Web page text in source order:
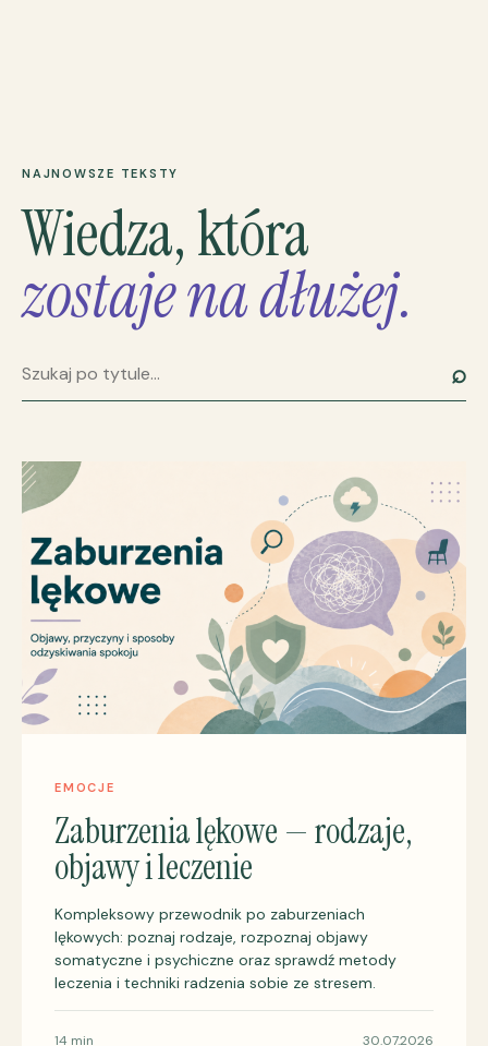
NAJNOWSZE TEKSTY
Wiedza, która
zostaje na dłużej.
Szukaj artykułu ⌕
EMOCJE
Zaburzenia lękowe — rodzaje,
objawy i leczenie
Kompleksowy przewodnik po zaburzeniach
lękowych: poznaj rodzaje, rozpoznaj objawy
somatyczne i psychiczne oraz sprawdź metody
leczenia i techniki radzenia sobie ze stresem.
14 min 30.07.2026